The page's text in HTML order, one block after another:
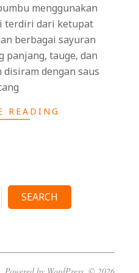
menggunakan
terdiri dari ketupat
berbagai sayuran
panjang, tauge, dan
dengan saus
READING
SEARCH